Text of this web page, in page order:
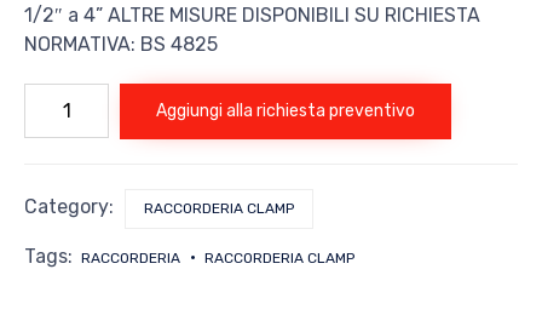
1/2″ a 4” ALTRE MISURE DISPONIBILI SU RICHIESTA
NORMATIVA: BS 4825
CONCENTRICA
CLAMP
Aggiungi alla richiesta preventivo
Category: RACCORDERIA CLAMP
Tags: RACCORDERIA RACCORDERIA CLAMP